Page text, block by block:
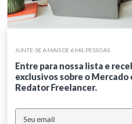
JUNTE-SE A MAIS DE 6 MIL PESSOAS
Entre para nossa lista e
exclusivos sobre o Mercado
Redator Freelancer.